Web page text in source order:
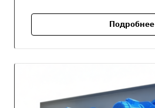
Подробнее